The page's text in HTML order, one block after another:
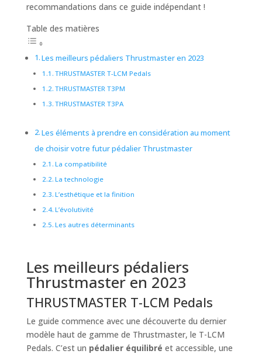
recommandations dans ce guide indépendant !
Table des matières
Les meilleurs pédaliers Thrustmaster en 2023
THRUSTMASTER T-LCM Pedals
THRUSTMASTER T3PM
THRUSTMASTER T3PA
Les éléments à prendre en considération au moment
de choisir votre futur pédalier Thrustmaster
La compatibilité
La technologie
L’esthétique et la finition
L’évolutivité
Les autres déterminants
Les meilleurs pédaliers
Thrustmaster en 2023
THRUSTMASTER T-LCM Pedals
Le guide commence avec une découverte du dernier
modèle haut de gamme de Thrustmaster, le T-LCM
Pedals. C’est un pédalier équilibré et accessible, une